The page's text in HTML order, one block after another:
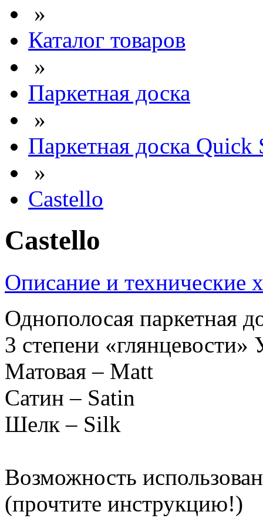
»
Каталог товаров
»
Паркетная доска
»
Паркетная доска
»
Castello
Castello
Описание и технические
Однополосая паркетная
3 степени
Матовая – Matt
Сатин – Satin
Шелк – Silk
Возможность
(прочтите инструкцию!)